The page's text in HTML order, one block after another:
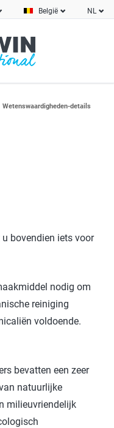
NL
België
Wetenswaardigheden-details
bovendien iets voor
nodig om
reiniging
voldoende.
bevatten een zeer
natuurlijke
milieuvriendelijk